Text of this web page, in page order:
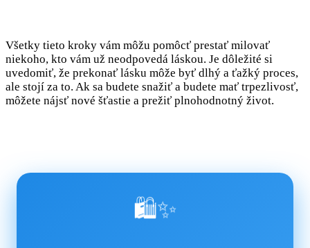
Všetky tieto kroky vám môžu pomôcť prestať milovať
niekoho, kto vám už neodpovedá láskou. Je dôležité si
uvedomiť, že prekonať lásku môže byť dlhý a ťažký proces,
ale stojí za to. Ak sa budete snažiť a budete mať trpezlivosť,
môžete nájsť nové šťastie a prežiť plnohodnotný život.
🛍️✨